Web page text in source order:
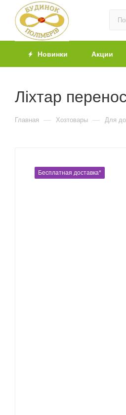
Новинки Акции
Ліхтар
Главная — Хозтовары — Для
Бесплатная доставка*